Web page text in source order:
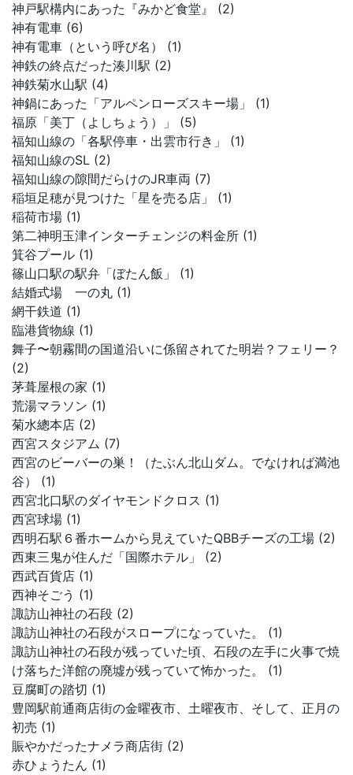
神戸駅構内にあった『みかど食堂』 (2)
神有電車 (6)
神有電車（という呼び名） (1)
神鉄の終点だった湊川駅 (2)
神鉄菊水山駅 (4)
神鍋にあった「アルペンローズスキー場」 (1)
福原「美丁（よしちょう）」 (5)
福知山線の「各駅停車・出雲市行き」 (1)
福知山線のSL (2)
福知山線の隙間だらけのJR車両 (7)
稲垣足穂が見つけた「星を売る店」 (1)
稲荷市場 (1)
第二神明玉津インターチェンジの料金所 (1)
箕谷プール (1)
篠山口駅の駅弁「ぼたん飯」 (1)
結婚式場 一の丸 (1)
網干鉄道 (1)
臨港貨物線 (1)
舞子〜朝霧間の国道沿いに係留されてた明岩？フェリー？
(2)
茅葺屋根の家 (1)
荒湯マラソン (1)
菊水總本店 (2)
西宮スタジアム (7)
西宮のビーバーの巣！（たぶん北山ダム。でなければ満池
谷） (1)
西宮北口駅のダイヤモンドクロス (1)
西宮球場 (1)
西明石駅６番ホームから見えていたQBBチーズの工場 (2)
西東三鬼が住んだ「国際ホテル」 (2)
西武百貨店 (1)
西神そごう (1)
諏訪山神社の石段 (2)
諏訪山神社の石段がスロープになっていた。 (1)
諏訪山神社の石段が残っていた頃、石段の左手に火事で焼
け落ちた洋館の廃墟が残っていて怖かった。 (1)
豆腐町の踏切 (1)
豊岡駅前通商店街の金曜夜市、土曜夜市、そして、正月の
初売 (1)
賑やかだったナメラ商店街 (2)
赤ひょうたん (1)